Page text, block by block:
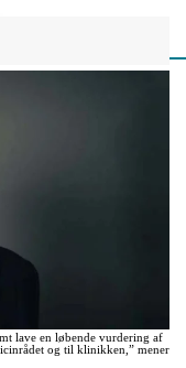
lave en løbende vurdering af
og til klinikken,” mener